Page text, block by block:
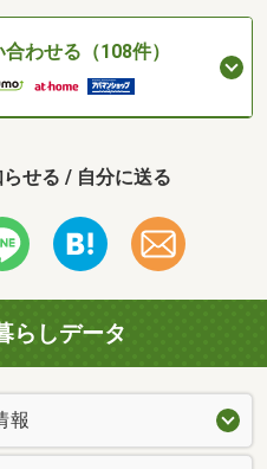
わせる（108件）
せる / 自分に送る
らしデータ
報